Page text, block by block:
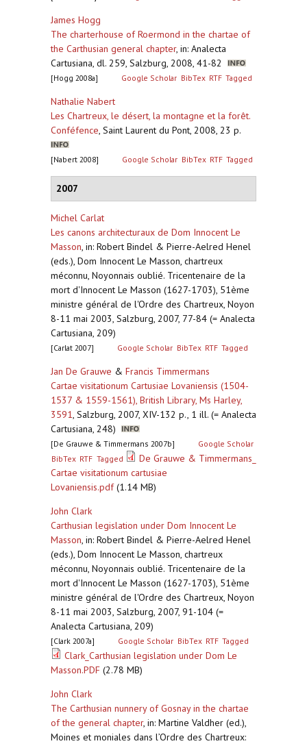
James Hogg
The charterhouse of Roermond in the chartae of
the Carthusian general chapter, in: Analecta
Cartusiana, dl. 259, Salzburg, 2008, 41-82
[Hogg 2008a] Google Scholar BibTex RTF Tagged
Nathalie Nabert
Les Chartreux, le désert, la montagne et la forêt.
Conféfence, Saint Laurent du Pont, 2008, 23 p.
[Nabert 2008] Google Scholar BibTex RTF Tagged
2007
Michel Carlat
Les canons architecturaux de Dom Innocent Le
Masson, in: Robert Bindel & Pierre-Aelred Henel
(eds.), Dom Innocent Le Masson, chartreux
méconnu, Noyonnais oublié. Tricentenaire de la
mort d'Innocent Le Masson (1627-1703), 51ème
ministre général de l'Ordre des Chartreux, Noyon
8-11 mai 2003, Salzburg, 2007, 77-84 (= Analecta
Cartusiana, 209)
[Carlat 2007] Google Scholar BibTex RTF Tagged
Jan De Grauwe & Francis Timmermans
Cartae visitationum Cartusiae Lovaniensis (1504-
1537 & 1559-1561), British Library, Ms Harley,
3591, Salzburg, 2007, XIV-132 p., 1 ill. (= Analecta
Cartusiana, 248)
[De Grauwe & Timmermans 2007b]
Google Scholar
BibTex RTF Tagged
De Grauwe & Timmermans_
Cartae visitationum cartusiae
Lovaniensis.pdf(1.14 MB)
John Clark
Carthusian legislation under Dom Innocent Le
Masson, in: Robert Bindel & Pierre-Aelred Henel
(eds.), Dom Innocent Le Masson, chartreux
méconnu, Noyonnais oublié. Tricentenaire de la
mort d'Innocent Le Masson (1627-1703), 51ème
ministre général de l'Ordre des Chartreux, Noyon
8-11 mai 2003, Salzburg, 2007, 91-104 (=
Analecta Cartusiana, 209)
[Clark 2007a] Google Scholar BibTex RTF Tagged
Clark_Carthusian legislation under Dom Le
Masson.PDF (2.78 MB)
John Clark
The Carthusian nunnery of Gosnay in the chartae
of the general chapter, in: Martine Valdher (ed.),
Moines et moniales dans l’Ordre des Chartreux: